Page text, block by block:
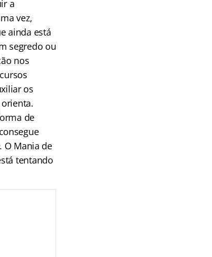
a
vez,
ainda está
segredo ou
nos
os
de
O Mania de
tentando